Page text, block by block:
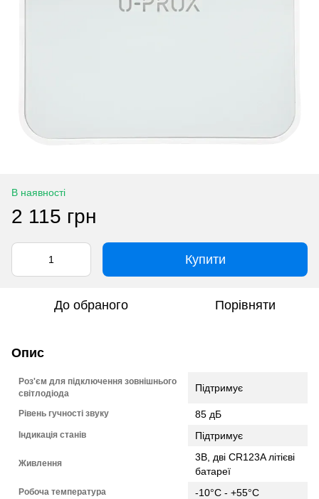
В наявності
2 115 грн
Купити
До обраного Порівняти
Опис
Роз'єм для підключення зовнішнього
світлодіода
Підтримує
Рівень гучності звуку 85 дБ
Індикація станів Підтримує
Живлення
3В, дві CR123A літієві
батареї
Робоча температура -10°C - +55°C